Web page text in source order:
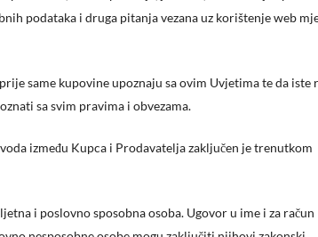
podataka i druga pitanja vezana uz korištenje web
same kupovine upoznaju sa ovim Uvjetima te da iste
sa svim pravima i obvezama.
između Kupca i Prodavatelja zaključen je trenutkom
i poslovno sposobna osoba. Ugovor u ime i za račun